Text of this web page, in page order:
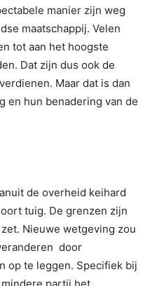
manier zijn weg
maatschappij. Velen
tot aan het hoogste
Dat zijn dus ook de
verdienen. Maar dat is dan
en hun benadering van de
de overheid keihard
tuig. De grenzen zijn
Nieuwe wetgeving zou
door
op te leggen. Specifiek bij
partij het